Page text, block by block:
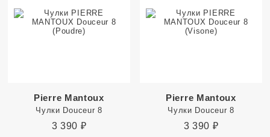
Pierre Mantoux
Чулки Douceur 8
3 390 ₽
Pierre Mantoux
Чулки Douceur 8
3 390 ₽